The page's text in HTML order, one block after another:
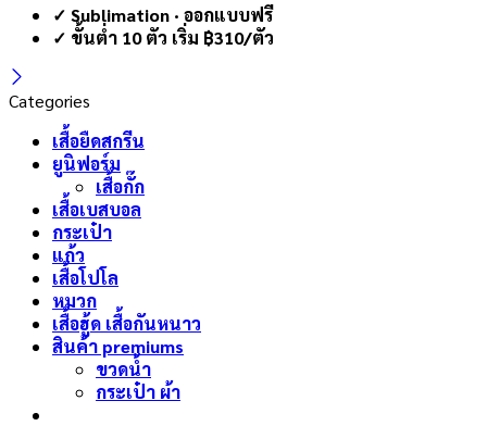
✓ Sublimation · ออกแบบฟรี
✓ ขั้นต่ำ 10 ตัว เริ่ม ฿310/ตัว
Categories
เสื้อยืดสกรีน
ยูนิฟอร์ม
เสื้อกั๊ก
เสื้อเบสบอล
กระเป๋า
แก้ว
เสื้อโปโล
หมวก
เสื้อฮู้ด เสื้อกันหนาว
สินค้า premiums
ขวดน้ำ
กระเป๋า ผ้า